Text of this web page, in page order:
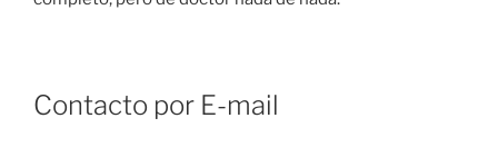
Contacto por E-mail